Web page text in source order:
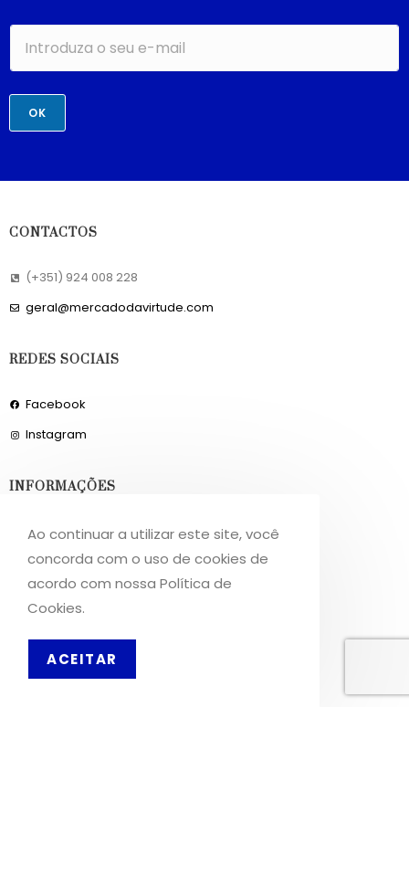
OK
CONTACTOS
(+351) 924 008 228
geral@mercadodavirtude.com
REDES SOCIAIS
Facebook
Instagram
INFORMAÇÕES
Sobre Nós
Livro de Reclamações
OS NOSSOS SERVIÇOS
Política de Privacidade
PT
Ao continuar a utilizar este site, você
concorda com o uso de cookies de
acordo com nossa Política de
Cookies.
ACEITAR